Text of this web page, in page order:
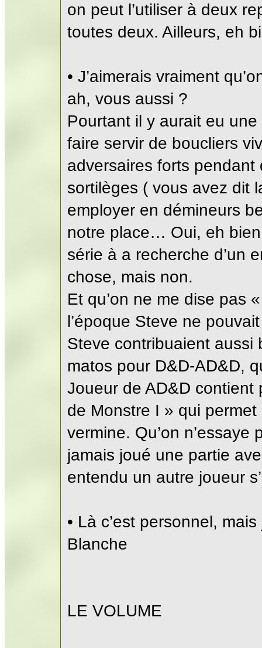
on peut l’utiliser à deux
toutes deux. Ailleurs, eh
• J’aimerais vraiment
ah, vous aussi ?
Pourtant il y aurait eu
faire servir de boucliers
adversaires forts
sortilèges ( vous avez dit
employer en démineurs
notre place… Oui, eh bien
série à a recherche d’un
chose, mais non.
Et qu’on ne me dise pas
l’époque Steve ne
Steve contribuaient aussi
matos pour D&D-AD&D,
Joueur de AD&D
de Monstre I » qui
vermine. Qu’on n’essaye
jamais joué une partie
entendu un autre joueur
• Là c’est personnel,
Blanche
LE VOLUME